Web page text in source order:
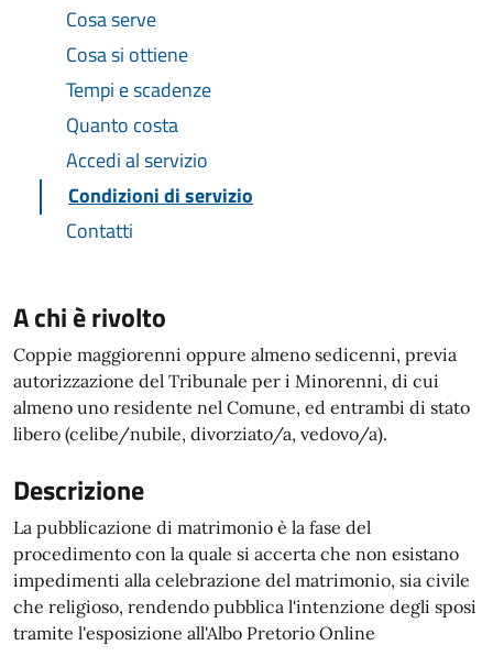
Cosa serve
Cosa si ottiene
Tempi e scadenze
Quanto costa
Accedi al servizio
Condizioni di servizio
Contatti
A chi è rivolto
Coppie maggiorenni oppure almeno sedicenni, previa
autorizzazione del Tribunale per i Minorenni, di cui
almeno uno residente nel Comune, ed entrambi di stato
libero (celibe/nubile, divorziato/a, vedovo/a).
Descrizione
La pubblicazione di matrimonio è la fase del
procedimento con la quale si accerta che non esistano
impedimenti alla celebrazione del matrimonio, sia civile
che religioso, rendendo pubblica l'intenzione degli sposi
tramite l'esposizione all'Albo Pretorio Online